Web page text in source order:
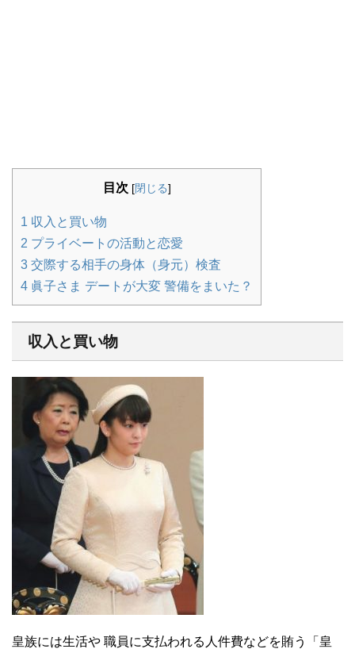
目次 [閉じる]
1 収入と買い物
2 プライベートの活動と恋愛
3 交際する相手の身体（身元）検査
4 眞子さま デートが大変 警備をまいた？
収入と買い物
皇族には生活や 職員に支払われる人件費などを賄う「皇